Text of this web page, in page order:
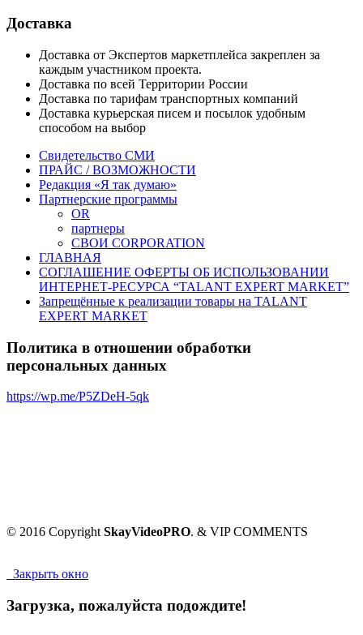
Доставка
Доставка от Экспертов маркетплейса закреплен за
каждым участником проекта.
Доставка по всей Территории России
Доставка по тарифам транспортных компаний
Доставка курьерская писем и посылок удобным
способом на выбор
Свидетельство СМИ
ПРАЙС / ВОЗМОЖНОСТИ
Редакция «Я так думаю»
Партнерские программы
OR
партнеры
СВОИ CORPORATION
ГЛАВНАЯ
СОГЛАШЕНИЕ ОФЕРТЫ ОБ ИСПОЛЬЗОВАНИИ
ИНТЕРНЕТ-РЕСУРСА “TALANT EXPERT MARKET”
Запрещённые к реализации товары на TALANT
EXPERT MARKET
Политика в отношении обработки
персональных данных
https://wp.me/P5ZDeH-5qk
© 2016 CopyrightSkayVideoPRO. & VIP COMMENTS
Закрыть окно
Загрузка, пожалуйста подождите!